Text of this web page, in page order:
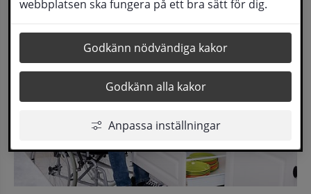
webbplatsen ska fungera på ett bra sätt för dig.
Godkänn nödvändiga kakor
Godkänn alla kakor
Anpassa inställningar
Lyssna
Komvux som anpassad
utbildning